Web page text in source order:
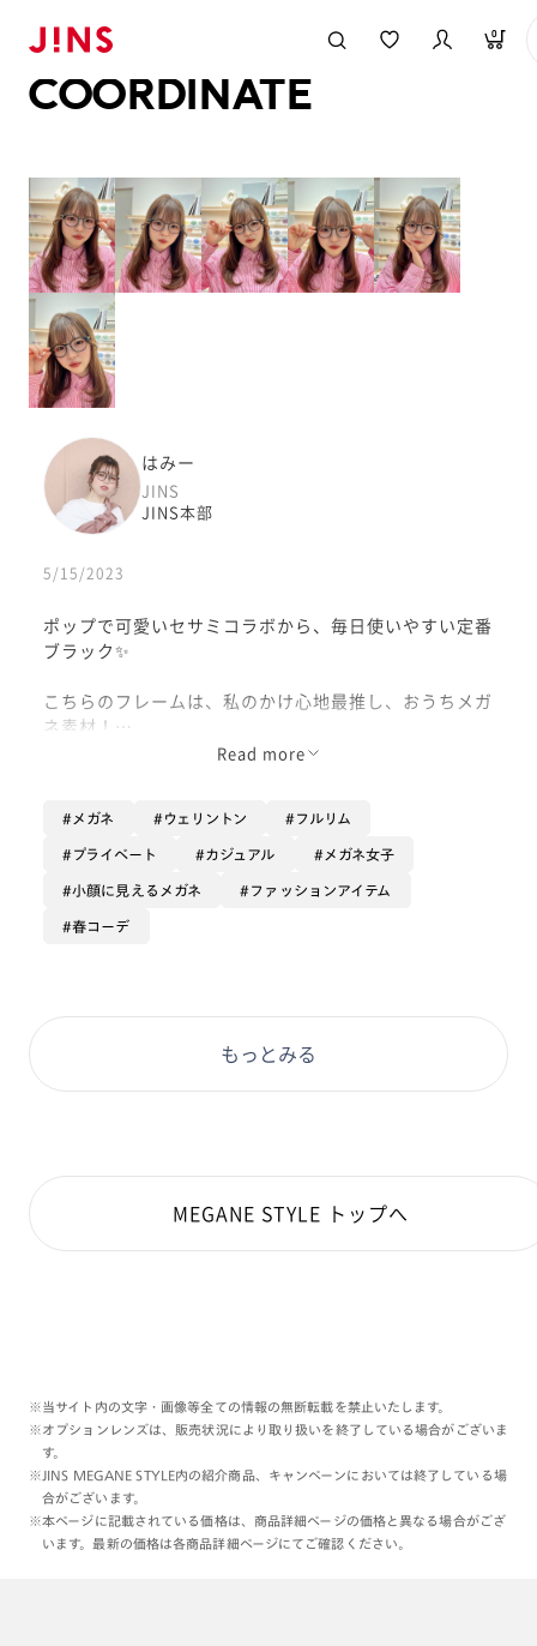
0
COORDINATE
はみー
JINS
JINS本部
5/15/2023
ポップで可愛いセサミコラボから、毎日使いやすい定番
ブラック✨
こちらのフレームは、私のかけ心地最推し、おうちメガ
ネ素材！
薄くてとっても柔らかいテンプルと、シリコン鼻盛りパ
鼻パットのクリングス(金属の細い金具)が無い作りなの
で、ついついかけたまま寝てしまったり踏んづけてしま
ったりしやすい方でも壊れにくいです😆
ぜひそれも楽しんでみてみてくださいね❣️
Read more
メガネ ウェリントン フルリム
プライベート カジュアル メガネ女子
小顔に見えるメガネ ファッションアイテム
春コーデ
もっとみる
MEGANE STYLE トップへ
※当サイト内の文字・画像等全ての情報の無断転載を禁止いたします。
※オプションレンズは、販売状況により取り扱いを終了している場合がございま
す。
※JINS MEGANE STYLE内の紹介商品、キャンペーンにおいては終了している場
合がございます。
※本ページに記載されている価格は、商品詳細ページの価格と異なる場合がござ
います。最新の価格は各商品詳細ページにてご確認ください。